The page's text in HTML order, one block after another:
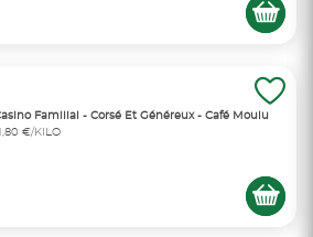
Familial - Corsé Et Généreux - Café Moulu
€/KILO